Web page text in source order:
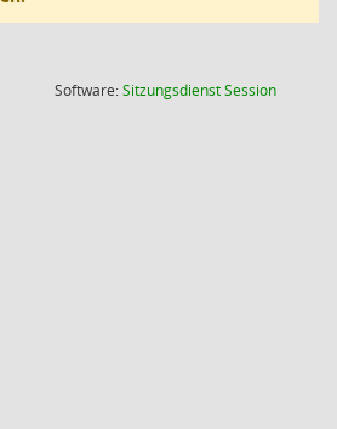
Software:SitzungsdienstSession(Wird in